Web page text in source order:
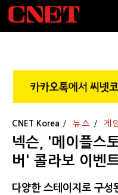
CNET Korea 뉴스 게
넥슨, '메이플스
버' 콜라보 이벤
다양한 스테이지로 구